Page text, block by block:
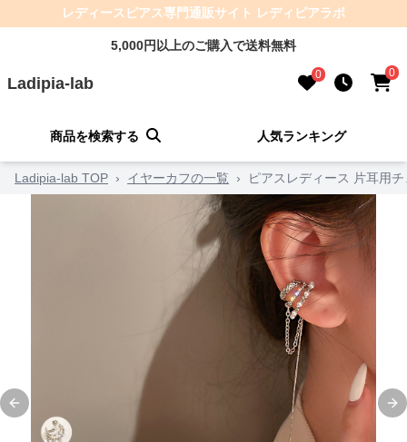
レディースピアス専門通販サイト レディピアラボ
5,000円以上のご購入で送料無料
Ladipia-lab 0 0
商品を検索する 人気ランキング
Ladipia-lab TOP › イヤーカフの一覧 › ピアスレディース 片耳用
Previous slide